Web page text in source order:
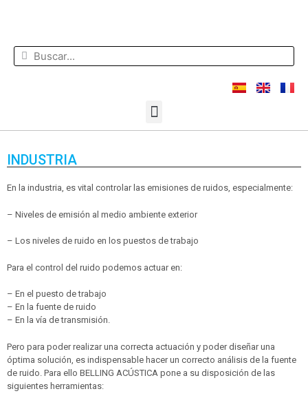
INDUSTRIA
En la industria, es vital controlar las emisiones de ruidos, especialmente:
– Niveles de emisión al medio ambiente exterior
– Los niveles de ruido en los puestos de trabajo
Para el control del ruido podemos actuar en:
– En el puesto de trabajo
– En la fuente de ruido
– En la vía de transmisión.
Pero para poder realizar una correcta actuación y poder diseñar una
óptima solución, es indispensable hacer un correcto análisis de la fuente
de ruido. Para ello BELLING ACÚSTICA pone a su disposición de las
siguientes herramientas: